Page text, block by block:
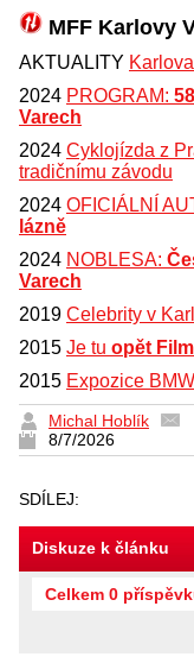
MFF Karlovy
AKTUALITY
2024 PROGRAM:
Varech
2024 Cyklojízda z
tradičnímu závodu
2024 OFICIÁLNÍ
lázně
2024 NOBLESA:
Varech
2019 Celebrity v
2015 Je tu opět
2015 Expozice
Michal Hoblík
8/7/2026
SDÍLEJ:
Diskuze k článku
Celkem 0